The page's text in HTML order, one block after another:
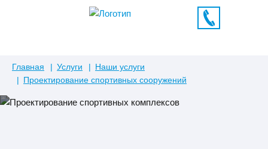
Главная Услуги
Наши услуги
Проектирование спортивных сооружений